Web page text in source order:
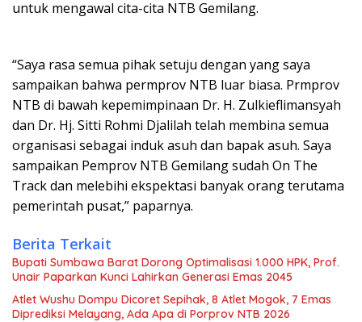
untuk mengawal cita-cita NTB Gemilang.
“Saya rasa semua pihak setuju dengan yang saya
sampaikan bahwa permprov NTB luar biasa. Prmprov
NTB di bawah kepemimpinaan Dr. H. Zulkieflimansyah
dan Dr. Hj. Sitti Rohmi Djalilah telah membina semua
organisasi sebagai induk asuh dan bapak asuh. Saya
sampaikan Pemprov NTB Gemilang sudah On The
Track dan melebihi ekspektasi banyak orang terutama
pemerintah pusat,” paparnya.
Berita Terkait
Bupati Sumbawa Barat Dorong Optimalisasi 1.000 HPK, Prof.
Unair Paparkan Kunci Lahirkan Generasi Emas 2045
Atlet Wushu Dompu Dicoret Sepihak, 8 Atlet Mogok, 7 Emas
Diprediksi Melayang, Ada Apa di Porprov NTB 2026